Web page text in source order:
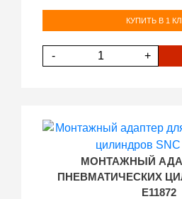
КУПИТЬ В 1
- +
МОНТАЖНЫЙ
ПНЕВМАТИЧЕСКИХ
E11872